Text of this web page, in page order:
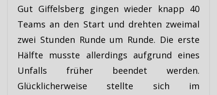
Gut Giffelsberg gingen wieder knapp 40
Teams an den Start und drehten zweimal
zwei Stunden Runde um Runde. Die erste
Hälfte musste allerdings aufgrund eines
Unfalls früher beendet werden.
Glücklicherweise stellte sich im